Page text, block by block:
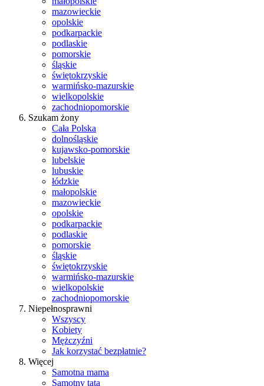
mazowieckie
opolskie
podkarpackie
podlaskie
pomorskie
śląskie
świętokrzyskie
warmińsko-mazurskie
wielkopolskie
zachodniopomorskie
Szukam żony
Cała Polska
dolnośląskie
kujawsko-pomorskie
lubelskie
lubuskie
łódzkie
małopolskie
mazowieckie
opolskie
podkarpackie
podlaskie
pomorskie
śląskie
świętokrzyskie
warmińsko-mazurskie
wielkopolskie
zachodniopomorskie
Niepełnosprawni
Wszyscy
Kobiety
Mężczyźni
Jak korzystać bezpłatnie?
Więcej
Samotna mama
Samotny tata